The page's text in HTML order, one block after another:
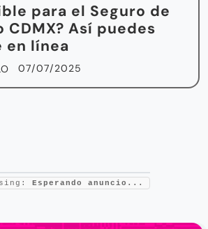
para el Seguro de
CDMX? Así puedes
línea
07/07/2025
Esperando anuncio...